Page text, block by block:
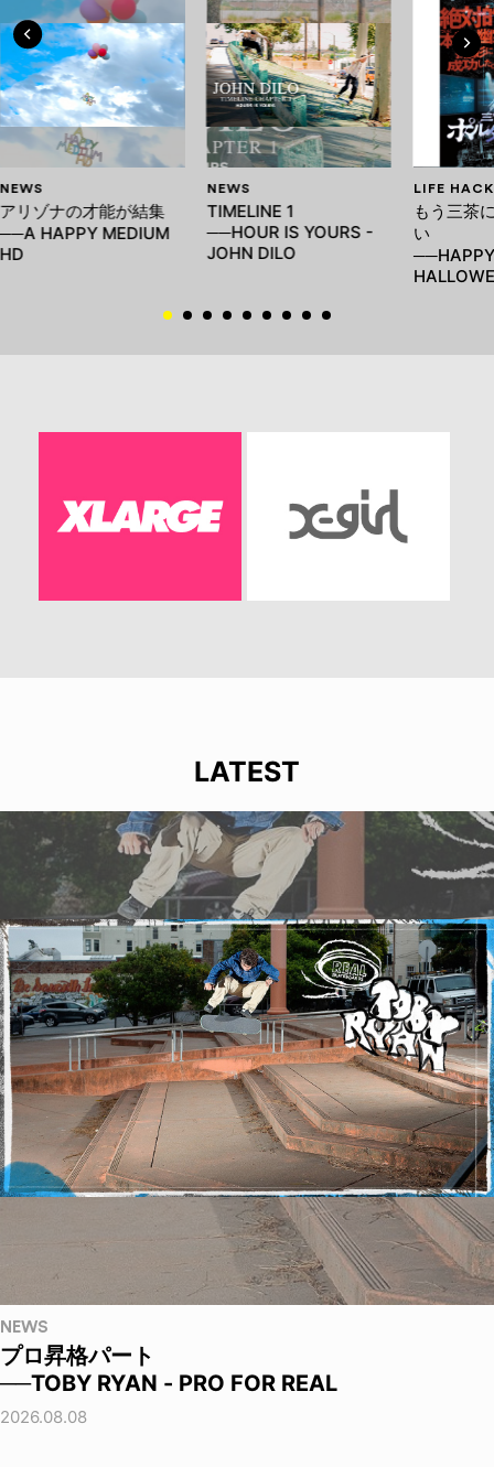
NEWS
アリゾナの才能が結集
──A HAPPY MEDIUM
HD
NEWS
TIMELINE 1
──HOUR IS YOURS -
JOHN DILO
LIFE HACK
もう三茶
い
──HAPPY
LATEST
NEWS
プロ昇格パート
──TOBY RYAN - PRO FOR REAL
2026.08.08